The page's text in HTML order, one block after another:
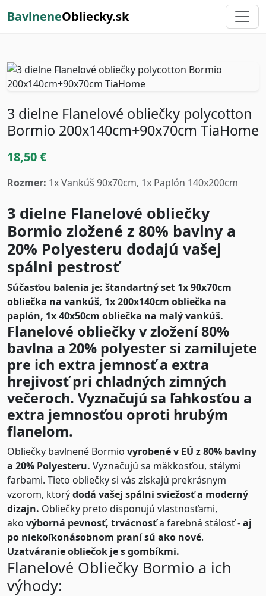
BavlneneObliecky.sk
3 dielne Flanelové obliečky polycotton
Bormio 200x140cm+90x70cm TiaHome
18,50 €
Rozmer: 1x Vankúš 90x70cm, 1x Paplón 140x200cm
3 dielne Flanelové obliečky
Bormio zložené z 80% bavlny a
20% Polyesteru dodajú vašej
spálni pestrosť
Súčasťou balenia je: štandartný set 1x 90x70cm
obliečka na vankúš, 1x 200x140cm obliečka na
paplón, 1x 40x50cm obliečka na malý vankúš.
Flanelové obliečky v zložení 80%
bavlna a 20% polyester si zamilujete
pre ich extra jemnosť a extra
hrejivosť pri chladných zimných
večeroch. Vyznačujú sa ľahkosťou a
extra jemnosťou oproti hrubým
flanelom.
Obliečky bavlnené Bormio vyrobené v EÚ z 80% bavlny
a 20% Polyesteru. Vyznačujú sa mäkkosťou, stálymi
farbami. Tieto obliečky si vás získajú prekrásnym
vzorom, ktorýdodá vašej spálni sviežosť a moderný
dizajn. Obliečky preto disponujú vlastnosťami,
ako výborná pevnosť, trvácnosťa farebná stálosť -aj
po niekoľkonásobnom praní sú ako nové.
Uzatváranie obliečok je s gombíkmi.
Flanelové Obliečky Bormio a ich
výhody: